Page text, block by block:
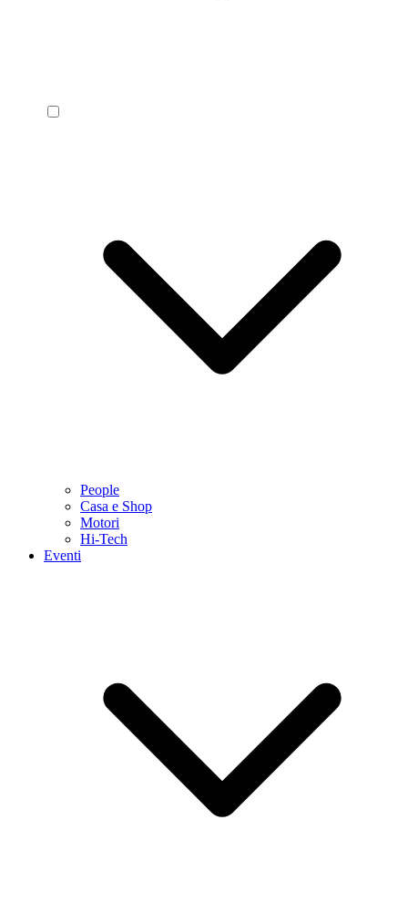
People
Casa e Shop
Motori
Hi-Tech
Eventi